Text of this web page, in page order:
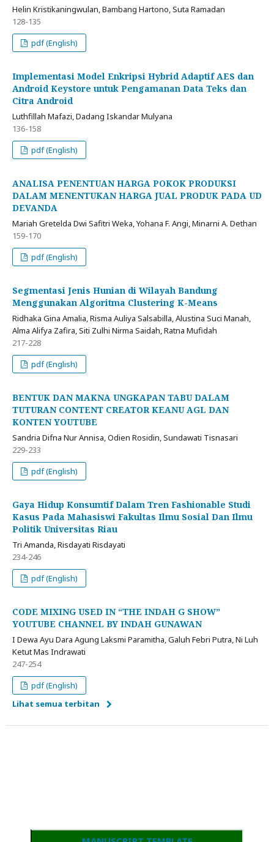
Helin Kristikaningwulan, Bambang Hartono, Suta Ramadan
128-135
pdf (English)
Implementasi Model Enkripsi Hybrid Adaptif AES dan
Android Keystore untuk Pengamanan Data Teks dan
Citra Android
Luthfillah Mafazi, Dadang Iskandar Mulyana
136-158
pdf (English)
ANALISA PENENTUAN HARGA POKOK PRODUKSI
DALAM MENENTUKAN HARGA JUAL PRODUK PADA UD
DEVANDA
Mariah Gretelda Dwi Safitri Weka, Yohana F. Angi, Minarni A. Dethan
159-170
pdf (English)
Segmentasi Jenis Hunian di Wilayah Bandung
Menggunakan Algoritma Clustering K-Means
Ridhaka Gina Amalia, Risma Auliya Salsabilla, Alustina Suci Manah,
Alma Alifya Zafira, Siti Zulhi Nirma Saidah, Ratna Mufidah
217-228
pdf (English)
BENTUK DAN MAKNA UNGKAPAN TABU DALAM
TUTURAN CONTENT CREATOR KEANU AGL DAN
KONTEN YOUTUBE
Sandria Difna Nur Annisa, Odien Rosidin, Sundawati Tisnasari
229-233
pdf (English)
Gaya Hidup Konsumtif Dalam Tren Fashionable Studi
Kasus Pada Mahasiswi Fakultas Ilmu Sosial Dan Ilmu
Politik Universitas Riau
Tri Amanda, Risdayati Risdayati
234-246
pdf (English)
CODE MIXING USED IN “THE INDAH G SHOW”
YOUTUBE CHANNEL BY INDAH GUNAWAN
I Dewa Ayu Dara Agung Laksmi Paramitha, Galuh Febri Putra, Ni Luh
Ketut Mas Indrawati
247-254
pdf (English)
Lihat semua terbitan